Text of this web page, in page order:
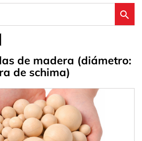

de madera (diámetro:
de schima)